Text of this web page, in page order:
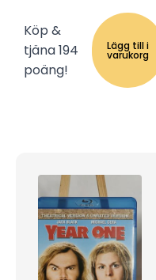
Köp &
tjäna 194
poäng!
Lägg till i
varukorg